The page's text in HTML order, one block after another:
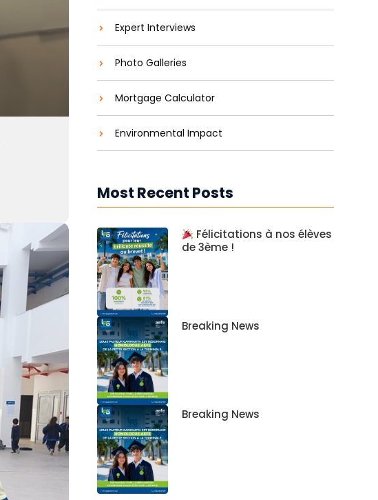
Expert Interviews
Photo Galleries
Mortgage Calculator
Environmental Impact
Most Recent Posts
Félicitations à nos élèves
de 3ème !
Breaking News
Breaking News